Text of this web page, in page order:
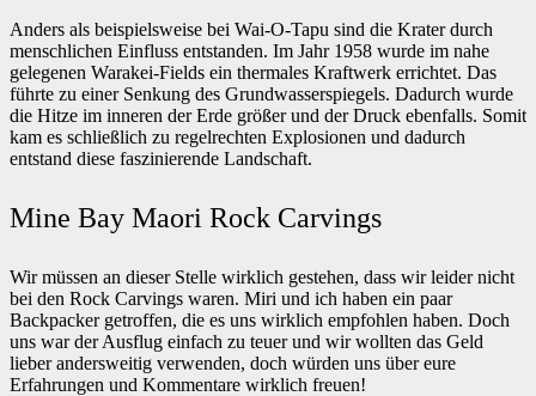
Anders als beispielsweise bei Wai-O-Tapu sind die Krater durch
menschlichen Einfluss entstanden. Im Jahr 1958 wurde im nahe
gelegenen Warakei-Fields ein thermales Kraftwerk errichtet. Das
führte zu einer Senkung des Grundwasserspiegels. Dadurch wurde
die Hitze im inneren der Erde größer und der Druck ebenfalls. Somit
kam es schließlich zu regelrechten Explosionen und dadurch
entstand diese faszinierende Landschaft.
Mine Bay Maori Rock Carvings
Wir müssen an dieser Stelle wirklich gestehen, dass wir leider nicht
bei den Rock Carvings waren. Miri und ich haben ein paar
Backpacker getroffen, die es uns wirklich empfohlen haben. Doch
uns war der Ausflug einfach zu teuer und wir wollten das Geld
lieber andersweitig verwenden, doch würden uns über eure
Erfahrungen und Kommentare wirklich freuen!